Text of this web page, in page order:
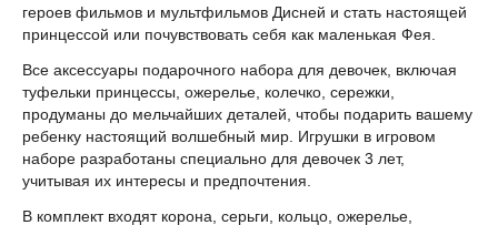
героев фильмов и мультфильмов Дисней и стать настоящей
принцессой или почувствовать себя как маленькая Фея.
Все аксессуары подарочного набора для девочек, включая
туфельки принцессы, ожерелье, колечко, сережки,
продуманы до мельчайших деталей, чтобы подарить вашему
ребенку настоящий волшебный мир. Игрушки в игровом
наборе разработаны специально для девочек 3 лет,
учитывая их интересы и предпочтения.
В комплект входят корона, серьги, кольцо, ожерелье,